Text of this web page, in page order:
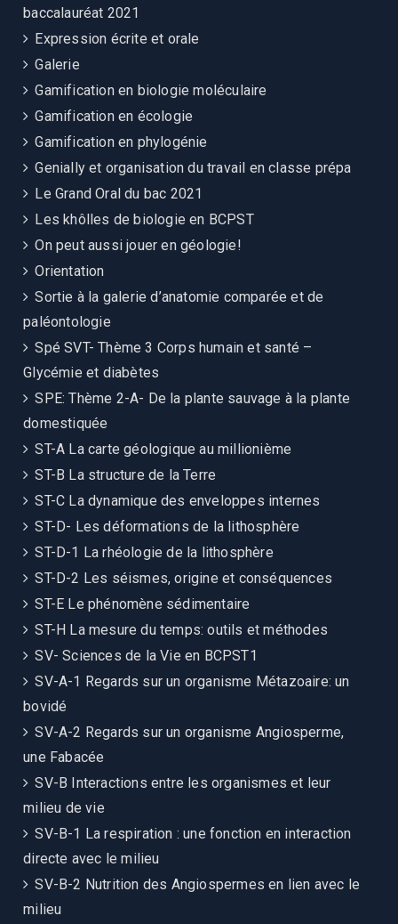
baccalauréat 2021
Expression écrite et orale
Galerie
Gamification en biologie moléculaire
Gamification en écologie
Gamification en phylogénie
Genially et organisation du travail en classe prépa
Le Grand Oral du bac 2021
Les khôlles de biologie en BCPST
On peut aussi jouer en géologie!
Orientation
Sortie à la galerie d’anatomie comparée et de
paléontologie
Spé SVT- Thème 3 Corps humain et santé –
Glycémie et diabètes
SPE: Thème 2-A- De la plante sauvage à la plante
domestiquée
ST-A La carte géologique au millionième
ST-B La structure de la Terre
ST-C La dynamique des enveloppes internes
ST-D- Les déformations de la lithosphère
ST-D-1 La rhéologie de la lithosphère
ST-D-2 Les séismes, origine et conséquences
ST-E Le phénomène sédimentaire
ST-H La mesure du temps: outils et méthodes
SV- Sciences de la Vie en BCPST1
SV-A-1 Regards sur un organisme Métazoaire: un
bovidé
SV-A-2 Regards sur un organisme Angiosperme,
une Fabacée
SV-B Interactions entre les organismes et leur
milieu de vie
SV-B-1 La respiration : une fonction en interaction
directe avec le milieu
SV-B-2 Nutrition des Angiospermes en lien avec le
milieu